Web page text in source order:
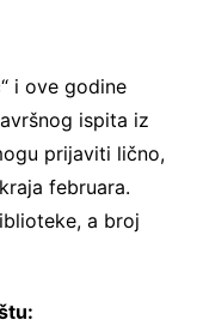
i ove godine
ispita iz
prijaviti lično,
februara.
a broj